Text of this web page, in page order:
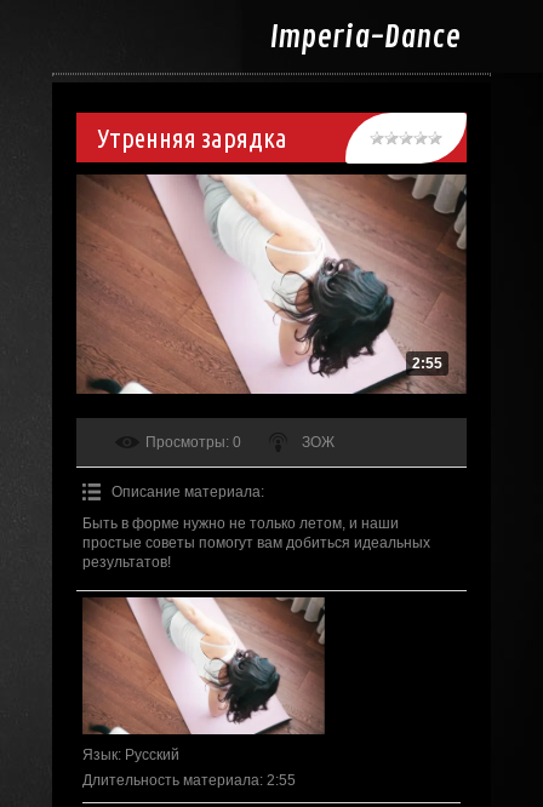
Imperia-Dance
Утренняя зарядка
2:55
Просмотры: 0 ЗОЖ
Описание материала:
Быть в форме нужно не только летом, и наши
простые советы помогут вам добиться идеальных
результатов!
Язык: Русский
Длительность материала: 2:55